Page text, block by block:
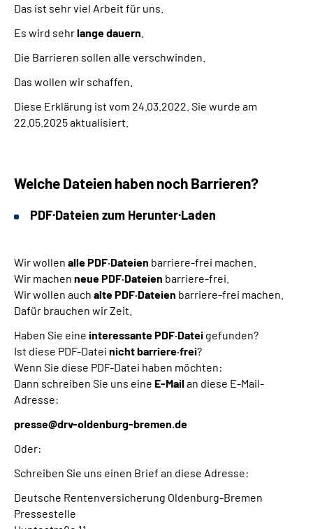
Das ist sehr viel Arbeit für uns.
Es wird sehrlange dauern
Die Barrieren sollen alle verschwinden.
Das wollen wir schaffen.
Diese Erklärung ist vom 24.03.2022. Sie wurde am
22.05.2025 aktualisiert.
Welche Dateien haben noch Barrieren?
PDF·Dateien zum Herunter·Laden
Wir wollen alle PDF·Dateien barriere-frei machen.
Wir machen neue PDF·Dateien barriere-frei.
Wir wollen auch alte PDF·Dateien barriere-frei machen.
Dafür brauchen wir Zeit.
Haben Sie eine interessante PDF·Datei gefunden?
Ist diese PDF-Datei nicht barriere·frei?
Wenn Sie diese PDF-Datei haben möchten:
Dann schreiben Sie uns eine E-Mailan diese E-Mail-
Adresse:
presse@drv-oldenburg-bremen.de
Oder:
Schreiben Sie uns einen Brief an diese Adresse:
Deutsche Rentenversicherung Oldenburg-Bremen
Pressestelle